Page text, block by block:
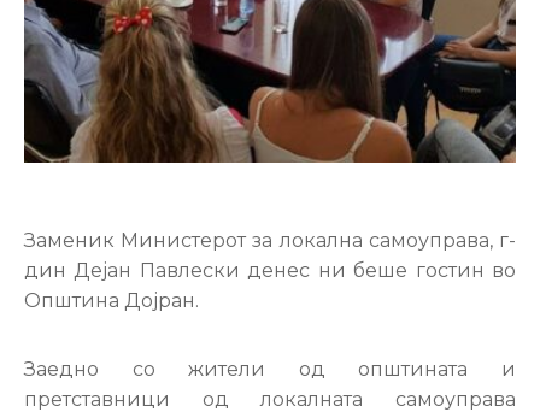
Документи
Услуги
Финансии
Настани
Заменик Министерот за локална самоуправа, г-
дин Дејан Павлески денес ни беше гостин во
Општина Дојран.
Заедно со жители од општината и
претставници од локалната самоуправа